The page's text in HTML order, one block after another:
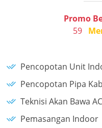
Promo
59
Pencopotan Unit
Pencopotan Pipa
Teknisi Akan Bawa
Pemasangan Indoor